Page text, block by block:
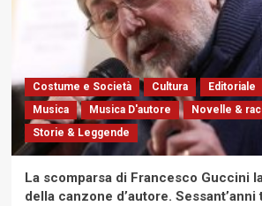
Costume e Società Cultura Editoriale
Musica
Musica D'autore
Novelle &
Storie & Leggende
La scomparsa di Francesco Guccini
della canzone d’autore. Sessant’anni